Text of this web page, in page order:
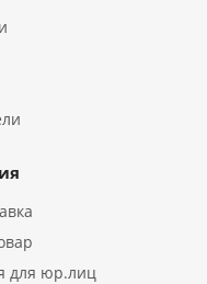
для юр.лиц